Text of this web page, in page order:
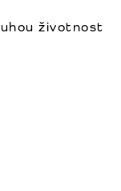
životnost